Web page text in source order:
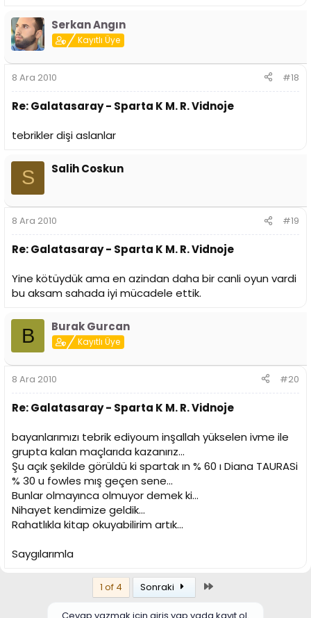
Serkan Angın
Kayıtlı Üye
8 Ara 2010 #18
Re: Galatasaray - Sparta K M. R. Vidnoje
tebrikler dişi aslanlar
S Salih Coskun
8 Ara 2010 #19
Re: Galatasaray - Sparta K M. R. Vidnoje
Yine kötüydük ama en azindan daha bir canli oyun vardi
bu aksam sahada iyi mücadele ettik.
B Burak Gurcan
Kayıtlı Üye
8 Ara 2010 #20
Re: Galatasaray - Sparta K M. R. Vidnoje
bayanlarımızı tebrik ediyoum inşallah yükselen ivme ile
grupta kalan maçlarıda kazanırız...
Şu açık şekilde görüldü ki spartak ın % 60 ı Diana TAURASi
% 30 u fowles mış geçen sene...
Bunlar olmayınca olmuyor demek ki...
Nihayet kendimize geldik...
Rahatlıkla kitap okuyabilirim artık...
Saygılarımla
1 of 4 Sonraki